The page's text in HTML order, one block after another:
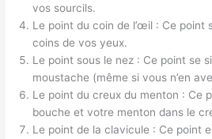
vos sourcils.
Le point du coin de l’œil : Ce point
coins de vos yeux.
Le point sous le nez : Ce point se
moustache (même si vous n’en
Le point du creux du menton : Ce
bouche et votre menton dans le
Le point de la clavicule : Ce point